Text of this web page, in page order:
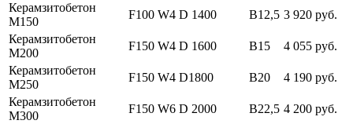
Керамзитобетон
М150
F100 W4 D 1400 В12,5 3 920 руб.
Керамзитобетон
М200
F150 W4 D 1600 В15
4 055 руб.
Керамзитобетон
М250
F150 W4 D1800 В20
4 190 руб.
Керамзитобетон
М300
F150 W6 D 2000 В22,5 4 200 руб.